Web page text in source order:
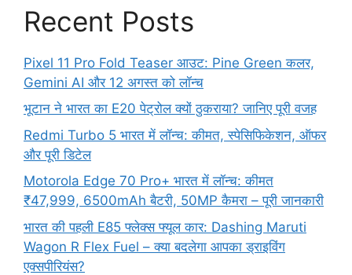
Recent Posts
Pixel 11 Pro Fold Teaser आउट: Pine Green कलर,
Gemini AI और 12 अगस्त को लॉन्च
भूटान ने भारत का E20 पेट्रोल क्यों ठुकराया? जानिए पूरी वजह
Redmi Turbo 5 भारत में लॉन्च: कीमत, स्पेसिफिकेशन, ऑफर
और पूरी डिटेल
Motorola Edge 70 Pro+ भारत में लॉन्च: कीमत
₹47,999, 6500mAh बैटरी, 50MP कैमरा – पूरी जानकारी
भारत की पहली E85 फ्लेक्स फ्यूल कार: Dashing Maruti
Wagon R Flex Fuel – क्या बदलेगा आपका ड्राइविंग
एक्सपीरियंस?